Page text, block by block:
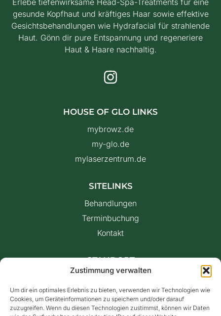
Zustimmung verwalten
Um dir ein optimales Erlebnis zu bieten, verwenden wir Technologien wie
Cookies, um Geräteinformationen zu speichern und/oder darauf
zuzugreifen. Wenn du diesen Technologien zustimmst, können wir Daten
gesunde Kopfhaut und kräftiges Haar sowie effektive
Gesichtsbehandlungen wie Hydrafacial für strahlende
Haut. Gönn dir pure Entspannung und regeneriere
Haut & Haare nachhaltig.
HOUSE OF GLO LINKS
mybrowz.de
my-glo.de
mylaserzentrum.de
SITELINKS
Behandlungen
Terminbuchung
Kontakt
STANDORT
MyZEN Bonn
Schlesienstraße 11
53119 Bonn